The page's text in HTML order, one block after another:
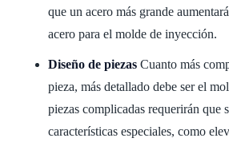
que un acero más grande
acero para el molde de inyección.
Diseño de piezas Cuanto más
pieza, más detallado debe ser el
piezas complicadas requerirán que
características especiales, como